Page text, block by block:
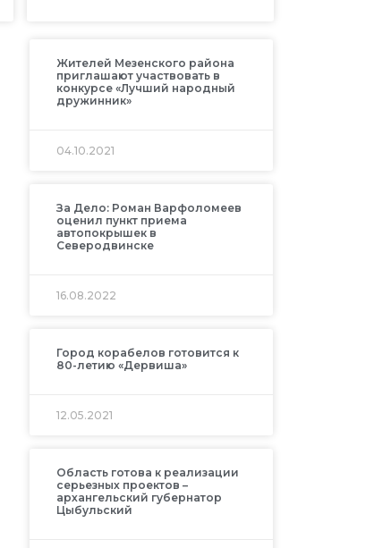
Жителей Мезенского района
приглашают участвовать в
конкурсе «Лучший народный
дружинник»
04.10.2021
За Дело: Роман Варфоломеев
оценил пункт приема
автопокрышек в
Северодвинске
16.08.2022
Город корабелов готовится к
80-летию «Дервиша»
12.05.2021
Область готова к реализации
серьезных проектов –
архангельский губернатор
Цыбульский